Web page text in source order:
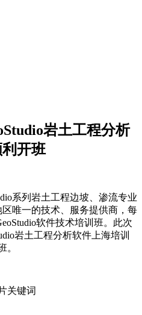
岩土工程分析
开班
系列岩土工程边坡、渗流专业
唯一的技术、服务提供商，每
软件技术培训班。此次
岩土工程分析软件上海培训
。